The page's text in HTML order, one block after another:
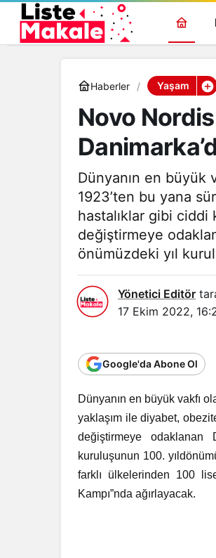
Haberler Yaşam
Novo
Dünyanın en büyük
1923’ten bu yana
hastalıklar gibi ciddi
değiştirmeye
önümüzdeki yıl
Yönetici Editör
17 Ekim 2022,
Google'da Abone Ol
Dünyanın en büyük vakfı
yaklaşım ile diyabet,
değiştirmeye odaklanan
kuruluşunun 100.
farklı ülkelerinden 100
Kampı”nda ağırlayacak.